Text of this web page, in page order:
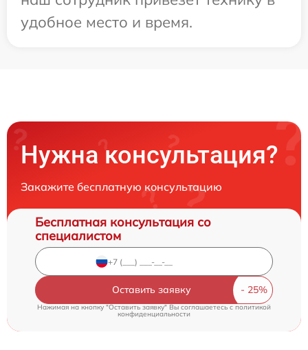
удобное место и время.
Нужна консультация?
Закажите бесплатную консультацию
Бесплатная консультация со
специалистом
Оставить заявку
Нажимая на кнопку "Оставить заявку" Вы соглашаетесь c политикой
конфиденциальности